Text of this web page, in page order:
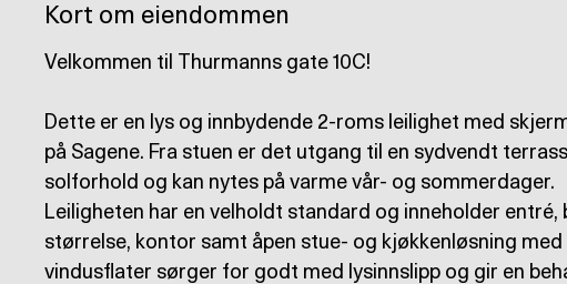
Kort om eiendommen
Velkommen til Thurmanns gate 10C!
Dette er en lys og innbydende 2-roms leilighet med
på Sagene. Fra stuen er det utgang til en sydvendt
solforhold og kan nytes på varme vår- og sommerdager.
Leiligheten har en velholdt standard og inneholder entré,
størrelse, kontor samt åpen stue- og kjøkkenløsning
vindusflater sørger for godt med lysinnslipp og gir en